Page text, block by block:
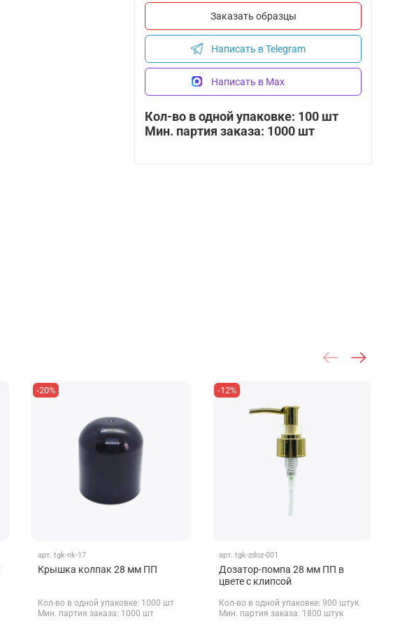
Заказать образцы
Написать в Telegram
Написать в Max
Кол-во в одной упаковке: 100 шт
Мин. партия заказа: 1000 шт
-20%
арт.tgk-nk-17
Крышка колпак 28 мм ПП
Кол-во в одной упаковке: 1000 шт
Мин. партия заказа: 1000 шт
-12%
арт.tgk-zdoz-001
Дозатор-помпа 28 мм ПП в
цвете с клипсой
Кол-во в одной упаковке: 900 штук
Мин. партия заказа: 1800 штук